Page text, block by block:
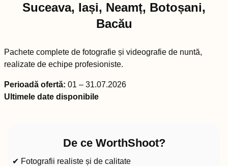
Suceava, Iași, Neamț, Botoșani,
Bacău
Pachete complete de fotografie și videografie de nuntă,
realizate de echipe profesioniste.
Perioadă ofertă: 01 – 31.07.2026
Ultimele date disponibile
De ce WorthShoot?
✔ Fotografii realiste și de calitate